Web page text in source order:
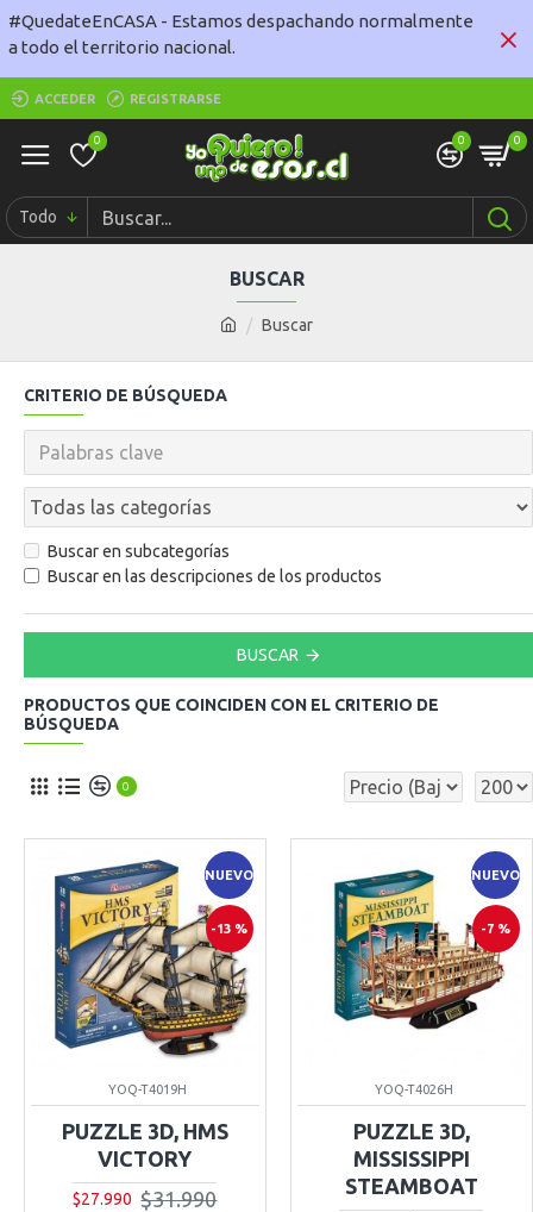
#QuedateEnCASA - Estamos despachando normalmente
a todo el territorio nacional.
ACCEDER REGISTRARSE
0 0 0
Todo
Buscar
BUSCAR
CRITERIO DE BÚSQUEDA
Buscar en subcategorías
Buscar en las descripciones de los productos
BUSCAR
PRODUCTOS QUE COINCIDEN CON EL CRITERIO DE
BÚSQUEDA
0
NUEVO
-13 %
YOQ-T4019H
PUZZLE 3D, HMS
VICTORY
$27.990 $31.990
NUEVO
-7 %
YOQ-T4026H
PUZZLE 3D,
MISSISSIPPI
STEAMBOAT